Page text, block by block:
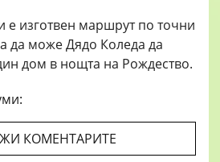
е изготвен маршрут по точни
да може Дядо Коледа да
дом в нощта на Рождество.
КОМЕНТАРИТЕ